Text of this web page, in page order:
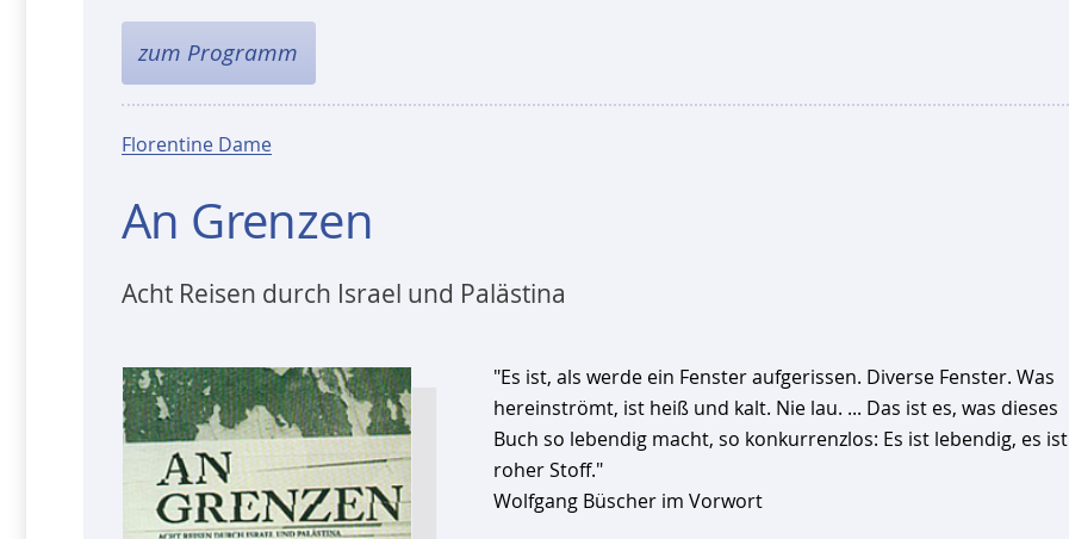
zum Programm
Florentine Dame
An Grenzen
Acht Reisen durch Israel und Palästina
"Es ist, als werde ein Fenster aufgerissen. Diverse Fenster. Was
hereinströmt, ist heiß und kalt. Nie lau. ... Das ist es, was dieses
Buch so lebendig macht, so konkurrenzlos: Es ist lebendig, es ist
roher Stoff."
Wolfgang Büscher im Vorwort